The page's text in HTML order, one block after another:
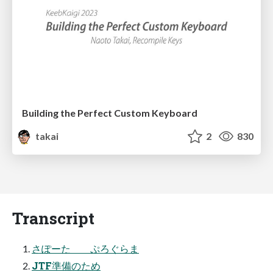
Building the Perfect Custom Keyboard
takai
2 830
Transcript
さぽーた ぷろぐらま
JTF準備のため